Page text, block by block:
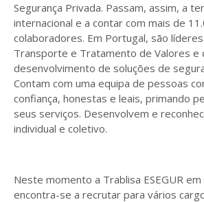
Segurança Privada. Passam, assim, a
internacional e a contar com mais de
colaboradores. Em Portugal, são
Transporte e Tratamento de Valores e
desenvolvimento de soluções de
Contam com uma equipa de pessoas
confiança, honestas e leais, primando
seus serviços. Desenvolvem e
individual e coletivo.
Neste momento a Trablisa ESEGUR
encontra-se a recrutar para vários